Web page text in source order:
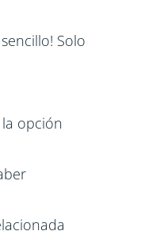
Solo
opción